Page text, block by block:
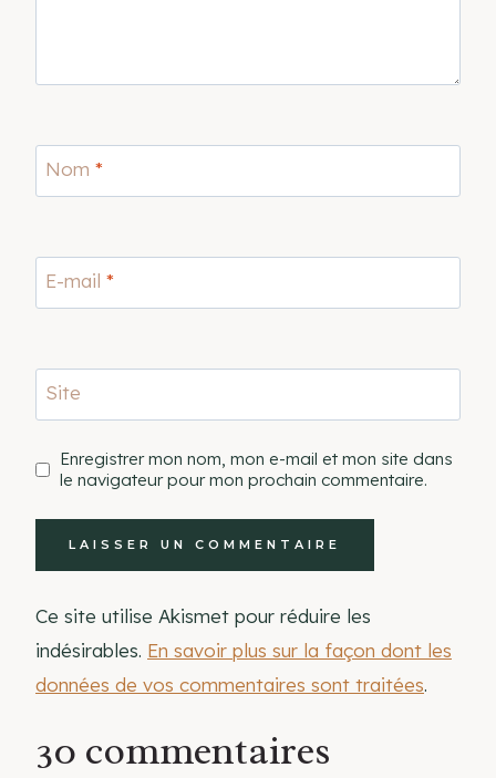
Nom *
E-mail *
Site
Enregistrer mon nom, mon e-mail et mon site dans
le navigateur pour mon prochain commentaire.
Ce site utilise Akismet pour réduire les
indésirables. En savoir plus sur la façon dont les
données de vos commentaires sont traitées.
30 commentaires